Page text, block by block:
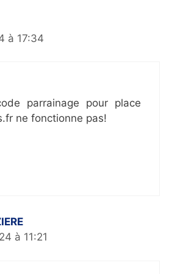
à 17:34
parrainage pour place
ne fonctionne pas!
à 11:21